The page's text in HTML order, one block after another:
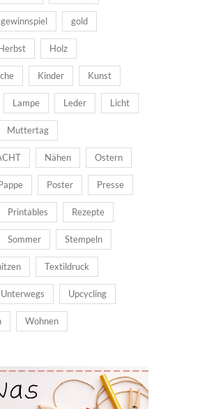
gewinnspiel gold
Holz
Kinder Kunst
Lampe Leder Licht
Muttertag
Nähen Ostern
Poster Presse
Printables Rezepte
Sommer Stempeln
Textildruck
Unterwegs Upcycling
Wohnen